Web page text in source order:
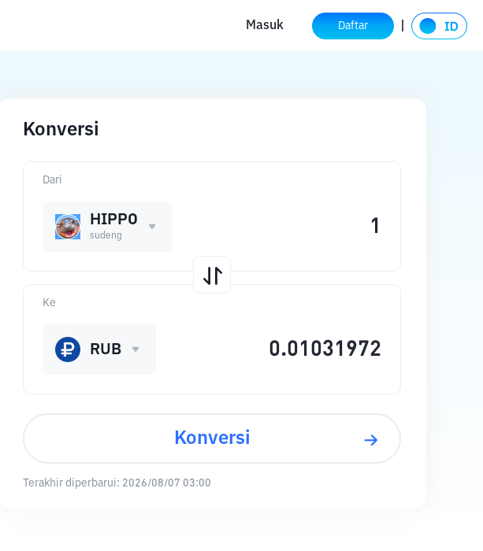
Masuk Daftar
Konversi
Dari
HIPPO
sudeng
Ke
RUB
Konversi
Terakhir diperbarui: 2026/08/07 03:00